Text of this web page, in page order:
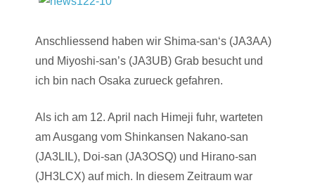
Anschliessend haben wir Shima-san‘s (JA3AA)
und Miyoshi-san’s (JA3UB) Grab besucht und
ich bin nach Osaka zurueck gefahren.
Als ich am 12. April nach Himeji fuhr, warteten
am Ausgang vom Shinkansen Nakano-san
(JA3LIL), Doi-san (JA3OSQ) und Hirano-san
(JH3LCX) auf mich. In diesem Zeitraum war